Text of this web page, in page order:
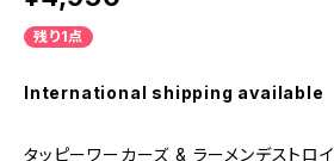
残り1点
International shipping available
タッピーワーカーズ & ラーメンデストロイ